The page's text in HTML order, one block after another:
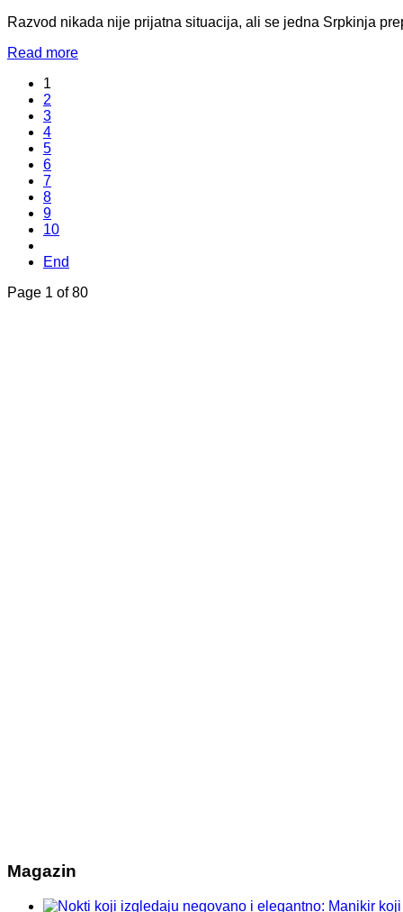
Razvod nikada nije prijatna situacija, ali se jedna Srpkinja
Read more
1
2
3
4
5
6
7
8
9
10
End
Page 1 of 80
Magazin